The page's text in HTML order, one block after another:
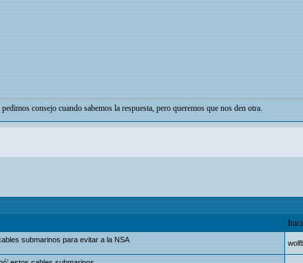
consejo cuando sabemos la respuesta, pero queremos que nos den otra.
submarinos para evitar a la NSA